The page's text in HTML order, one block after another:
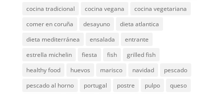
cocina tradicional
cocina vegana
cocina vegetariana
comer en coruña
desayuno
dieta atlantica
dieta mediterránea
ensalada
entrante
estrella michelin
fiesta fish
grilled fish
healthy food
huevos marisco navidad
pescado
pescado al horno
portugal postre pulpo
queso